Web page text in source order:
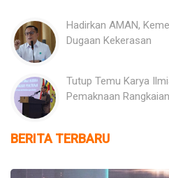
Hadirkan AMAN,
Dugaan Kekerasan
Tutup Temu Karya
Pemaknaan
BERITA TERBARU